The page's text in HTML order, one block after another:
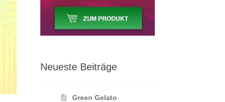
Neueste Beiträge
Green Gelato